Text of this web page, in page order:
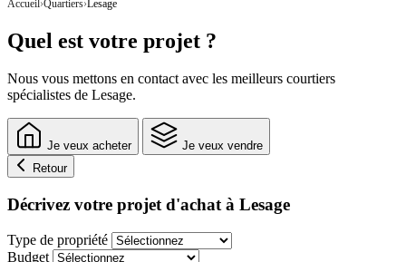
Accueil Quartiers Lesage
Quel est votre projet ?
Nous vous mettons en contact avec les meilleurs courtiers
spécialistes de Lesage.
Je veux acheter
Je veux vendre
Retour
Décrivez votre projet d'achat à Lesage
Type de propriété
Budget